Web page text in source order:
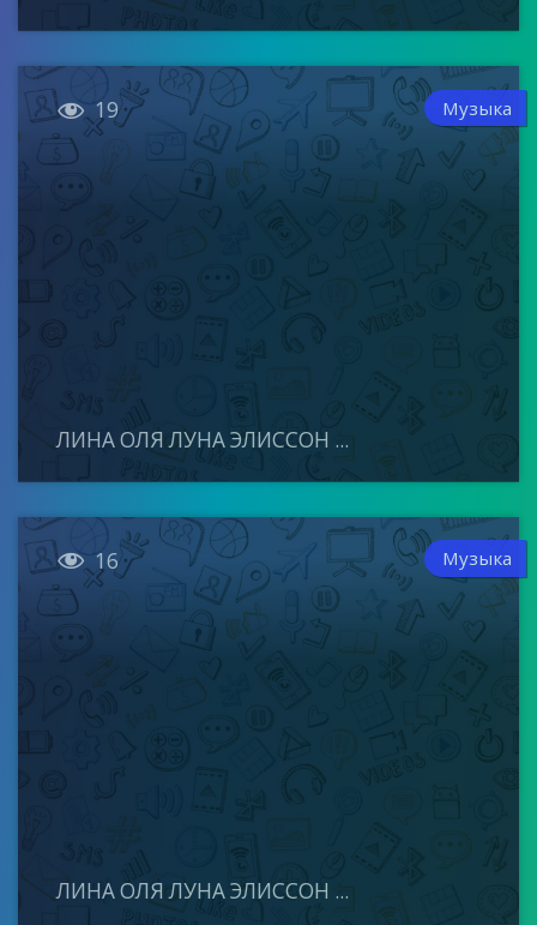
 19 Музыка
ЛИНА ОЛЯ ЛУНА ЭЛИССОН ...
 16 Музыка
ЛИНА ОЛЯ ЛУНА ЭЛИССОН ...